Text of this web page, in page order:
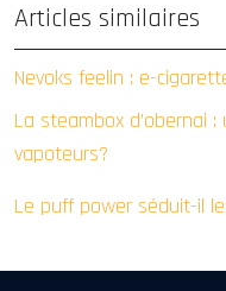
Articles similaires
Nevoks feelin : e-
La steambox d’obernai
vapoteurs?
Le puff power séduit-il